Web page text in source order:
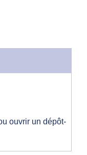
ouvrir un dépôt-